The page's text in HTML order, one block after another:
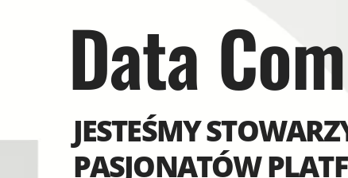
Data
JESTEŚMY
PASJONATÓW